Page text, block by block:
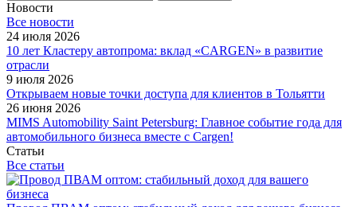
Новости
Все новости
24 июля 2026
10 лет Кластеру автопрома: вклад «CARGEN» в развитие
отрасли
9 июля 2026
Открываем новые точки доступа для клиентов в Тольятти
26 июня 2026
MIMS Automobility Saint Petersburg: Главное событие года для
автомобильного бизнеса вместе с Cargen!
Статьи
Все статьи